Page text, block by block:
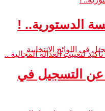
الدستورية.. !
عن التسجيل في